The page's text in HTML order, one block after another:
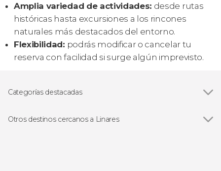
Amplia variedad de actividades: desde rutas
históricas hasta excursiones a los rincones
naturales más destacados del entorno.
Flexibilidad: podrás modificar o cancelar tu
reserva con facilidad si surge algún imprevisto.
Categorías destacadas
Otros destinos cercanos a Linares